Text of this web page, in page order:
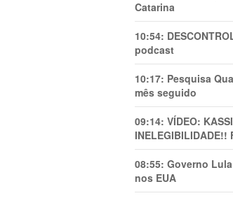
Catarina
10:54:
podcast
10:17: Pesquisa
mês seguido
09:14: VÍDEO:
INELEGIBILIDADE!!
08:55: Governo
nos EUA